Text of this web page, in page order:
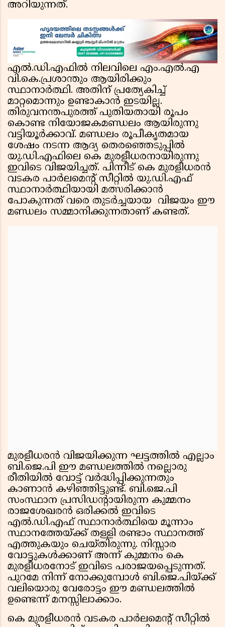
അറിയുന്നത്.
എൽ.ഡി.എഫിൽ നിലവിലെ എം.എൽ.എ
വി.കെ.പ്രശാന്തും ആയിരിക്കും
സ്ഥാനാർത്ഥി. അതിന് പ്രത്യേകിച്ച്
മാറ്റമൊന്നും ഉണ്ടാകാൻ ഇടയില്ല.
തിരുവനന്തപുരത്ത് പുതിയതായി രൂപം
കൊണ്ട നിയോജകമണ്ഡലം ആയിരുന്നു
വട്ടിയൂർക്കാവ്. മണ്ഡലം രൂപീകൃതമായ
ശേഷം നടന്ന ആദ്യ തെരഞ്ഞെടുപ്പിൽ
യു.ഡി.എഫിലെ കെ മുരളീധരനായിരുന്നു
ഇവിടെ വിജയിച്ചത്. പിന്നീട് കെ മുരളീധരൻ
വടകര പാർലമെൻ്റ് സീറ്റിൽ യു.ഡി.എഫ്
സ്ഥാനാർത്ഥിയായി മത്സരിക്കാൻ
പോകുന്നത് വരെ തുടർച്ചയായ വിജയം ഈ
മണ്ഡലം സമ്മാനിക്കുന്നതാണ് കണ്ടത്.
മുരളീധരൻ വിജയിക്കുന്ന ഘട്ടത്തിൽ എല്ലാം
ബി.ജെ.പി ഈ മണ്ഡലത്തിൽ നല്ലൊരു
രീതിയിൽ വോട്ട് വർദ്ധിപ്പിക്കുന്നതും
കാണാൻ കഴിഞ്ഞിട്ടുണ്ട്. ബി.ജെ.പി
സംസ്ഥാന പ്രസിഡൻ്റായിരുന്ന കുമ്മനം
രാജശേഖരൻ ഒരിക്കൽ ഇവിടെ
എൽ.ഡി.എഫ് സ്ഥാനാർത്ഥിയെ മൂന്നാം
സ്ഥാനത്തേയ്ക്ക് തള്ളി രണ്ടാം സ്ഥാനത്ത്
എത്തുകയും ചെയ്തിരുന്നു. നിസ്സാര
വോട്ടുകൾക്കാണ് അന്ന് കുമ്മനം കെ
മുരളീധരനോട് ഇവിടെ പരാജയപ്പെടുന്നത്.
പുറമേ നിന്ന് നോക്കുമ്പോൾ ബി.ജെ.പിയ്ക്ക്
വലിയൊരു വേരോട്ടം ഈ മണ്ഡലത്തിൽ
ഉണ്ടെന്ന് മനസ്സിലാക്കാം.
കെ മുരളീധരൻ വടകര പാർലമെൻ്റ് സീറ്റിൽ